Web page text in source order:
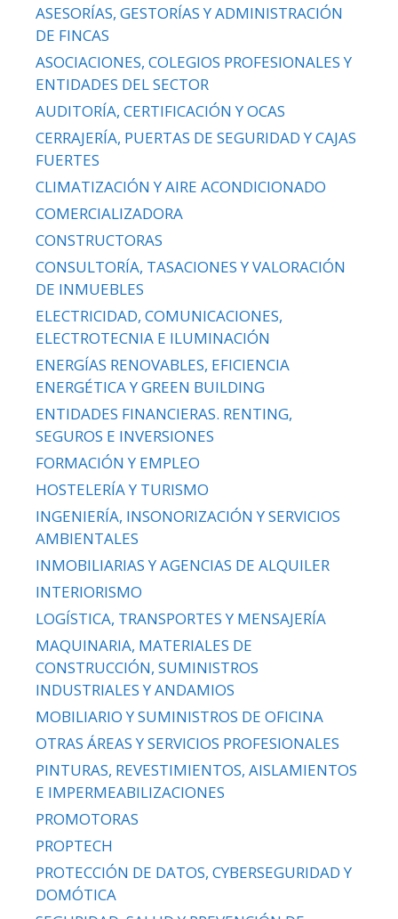
ASESORÍAS, GESTORÍAS Y ADMINISTRACIÓN
DE FINCAS
ASOCIACIONES, COLEGIOS PROFESIONALES Y
ENTIDADES DEL SECTOR
AUDITORÍA, CERTIFICACIÓN Y OCAS
CERRAJERÍA, PUERTAS DE SEGURIDAD Y CAJAS
FUERTES
CLIMATIZACIÓN Y AIRE ACONDICIONADO
COMERCIALIZADORA
CONSTRUCTORAS
CONSULTORÍA, TASACIONES Y VALORACIÓN
DE INMUEBLES
ELECTRICIDAD, COMUNICACIONES,
ELECTROTECNIA E ILUMINACIÓN
ENERGÍAS RENOVABLES, EFICIENCIA
ENERGÉTICA Y GREEN BUILDING
ENTIDADES FINANCIERAS. RENTING,
SEGUROS E INVERSIONES
FORMACIÓN Y EMPLEO
HOSTELERÍA Y TURISMO
INGENIERÍA, INSONORIZACIÓN Y SERVICIOS
AMBIENTALES
INMOBILIARIAS Y AGENCIAS DE ALQUILER
INTERIORISMO
LOGÍSTICA, TRANSPORTES Y MENSAJERÍA
MAQUINARIA, MATERIALES DE
CONSTRUCCIÓN, SUMINISTROS
INDUSTRIALES Y ANDAMIOS
MOBILIARIO Y SUMINISTROS DE OFICINA
OTRAS ÁREAS Y SERVICIOS PROFESIONALES
PINTURAS, REVESTIMIENTOS, AISLAMIENTOS
E IMPERMEABILIZACIONES
PROMOTORAS
PROPTECH
PROTECCIÓN DE DATOS, CYBERSEGURIDAD Y
DOMÓTICA